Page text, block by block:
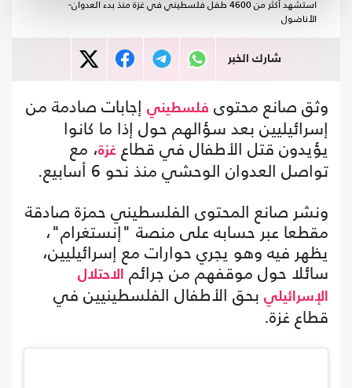
استشهد أكثر من 4600 طفل فلسطيني في غزة منذ بدء العدوان-
الأناضول
شارك الخبر
وثق صانع محتوى فلسطيني إجابات صادمة من
إسرائيليين بعد سؤالهم حول إذا ما كانوا
يؤيدون قتل الأطفال في قطاع غزة، مع
تواصل العدوان الوحشي منذ نحو 6 أسابيع.
ونشر صانع المحتوى الفلسطيني حمزة صادقة
مقطعا عبر حسابه على منصة "إنستغرام"،
يظهر فيه وهو يجري حوارات مع إسرائيليين،
سائلا حول موقفهم من جرائم الاحتلال
الإسرائيلي بحق الأطفال الفلسطينيين في
قطاع غزة.